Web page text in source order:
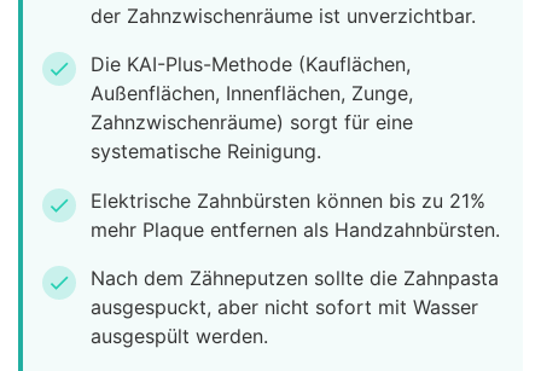
der Zahnzwischenräume ist unverzichtbar.
check
Die KAI-Plus-Methode (Kauflächen,
Außenflächen, Innenflächen, Zunge,
Zahnzwischenräume) sorgt für eine
systematische Reinigung.
check
Elektrische Zahnbürsten können bis zu 21%
mehr Plaque entfernen als Handzahnbürsten.
check
Nach dem Zähneputzen sollte die Zahnpasta
ausgespuckt, aber nicht sofort mit Wasser
ausgespült werden.